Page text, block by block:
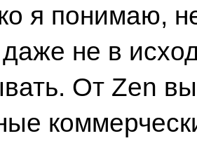
я понимаю,
не в
От Zen